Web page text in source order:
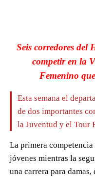
Seis corredores del
competir en la
Femenino
Esta semana el
de dos importantes
la Juventud y el Tour
La primera
jóvenes mientras la
una carrera para